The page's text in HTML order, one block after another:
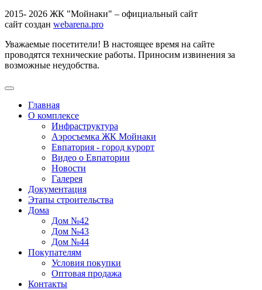
2015- 2026 ЖК "Мойнаки" – официальный сайт
сайт создан webarena.pro
Уважаемые посетители! В настоящее время на сайте
проводятся технические работы. Приносим извинения за
возможные неудобства.
Главная
О комплексе
Инфраструктура
Аэросъемка ЖК Мойнаки
Евпатория - город курорт
Видео о Евпатории
Новости
Галерея
Документация
Этапы строительства
Дома
Дом №42
Дом №43
Дом №44
Покупателям
Условия покупки
Оптовая продажа
Контакты